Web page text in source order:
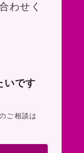
わせく
いです
ご相談は